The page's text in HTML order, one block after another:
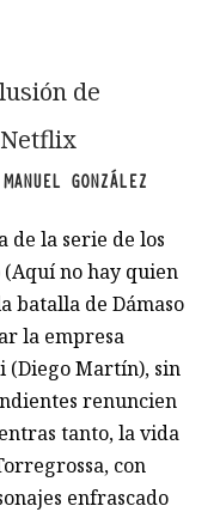
de
GONZÁLEZ
de la serie de los
no hay quien
batalla de Dámaso
la empresa
(Diego Martín), sin
renuncien
tanto, la vida
con
enfrascado